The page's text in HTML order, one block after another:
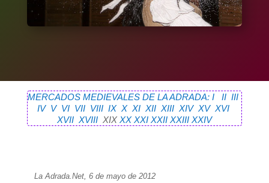
MERCADOS MEDIEVALES DE LA ADRADA: I II III
IV V VI VII VIII IX X XI XII XIII XIV XV XVI
XVII XVIIIXIX XX XXI XXII XXIII XXIV
La Adrada.Net, 6 de mayo de 2012